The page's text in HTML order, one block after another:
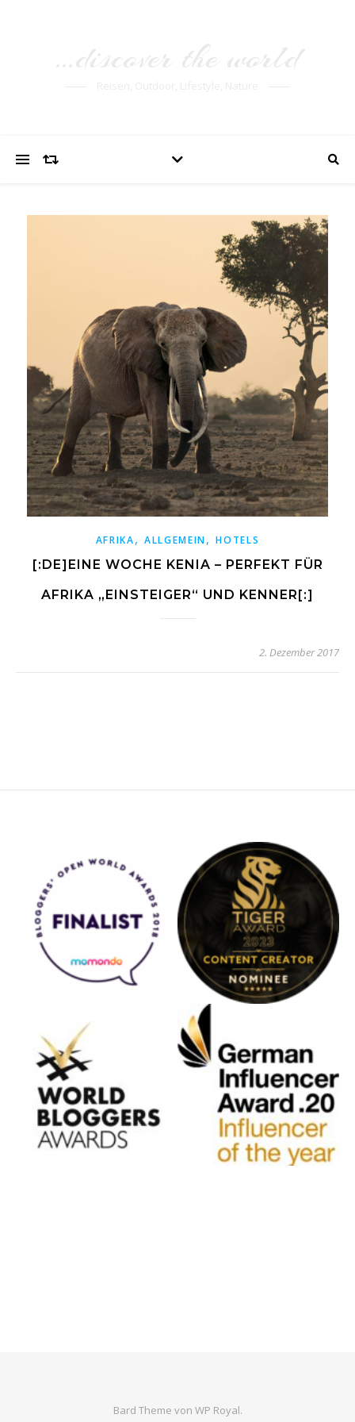
AFRIKA, ALLGEMEIN,HOTELS
[:DE]EINE WOCHE KENIA – PERFEKT FÜR
AFRIKA „EINSTEIGER“ UND KENNER[:]
2. Dezember 2017
Bard Theme von WP Royal.